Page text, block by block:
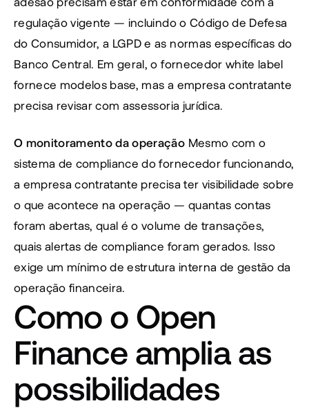
regulação vigente — incluindo o Código de Defesa
do Consumidor, a LGPD e as normas específicas do
Banco Central. Em geral, o fornecedor white label
fornece modelos base, mas a empresa contratante
precisa revisar com assessoria jurídica.
O monitoramento da operação Mesmo com o
sistema de compliance do fornecedor funcionando,
a empresa contratante precisa ter visibilidade sobre
o que acontece na operação — quantas contas
foram abertas, qual é o volume de transações,
quais alertas de compliance foram gerados. Isso
exige um mínimo de estrutura interna de gestão da
operação financeira.
Como o Open
Finance amplia as
possibilidades